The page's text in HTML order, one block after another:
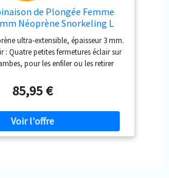
de Plongée Femme
Néoprène Snorkeling L
ultra-extensible, épaisseur 3 mm.
: Quatre petites fermetures éclair sur
pour les enfiler ou les retirer
d’étanchéité anti-vent : intérieur en
le col, les bras et les jambes, pour
votre peau et garantir que
d’eau pénètre à l’intérieur. -
abrasion : offre une meilleure
85,95 €